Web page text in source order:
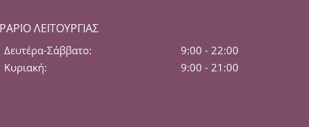
ΛΕΙΤΟΥΡΓΊΑΣ
Δευτέρα-Σάββατο:
9:00 - 22:00
Κυριακή:
9:00 - 21:00